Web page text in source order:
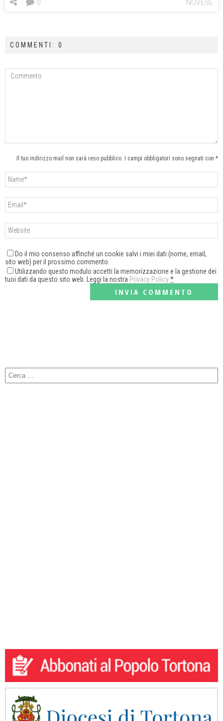
NOVESE
0
COMMENTI: 0
Il tuo indirizzo mail non sarà reso pubblico. I campi obbligatori sono segnati con *
Do il mio consenso affinché un cookie salvi i miei dati (nome, email,
sito web) per il prossimo commento.
Utilizzando questo modulo accetti la memorizzazione e la gestione dei
tuoi dati da questo sito web. Leggi la nostra Privacy Policy*